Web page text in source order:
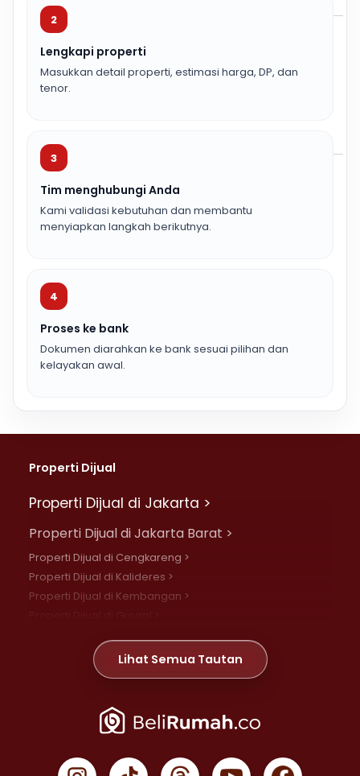
2
Lengkapi properti
Masukkan detail properti, estimasi harga, DP, dan
tenor.
3
Tim menghubungi Anda
Kami validasi kebutuhan dan membantu
menyiapkan langkah berikutnya.
4
Proses ke bank
Dokumen diarahkan ke bank sesuai pilihan dan
kelayakan awal.
Properti Dijual
Properti Dijual di Jakarta >
Properti Dijual di Jakarta Barat >
Properti Dijual di Cengkareng >
Properti Dijual di Kalideres >
Properti Dijual di Kembangan >
Properti Dijual di Meruya >
Properti Dijual di Jelambar >
Properti Dijual di Jakarta Pusat >
Properti Dijual di Gambir >
Lihat Semua Tautan